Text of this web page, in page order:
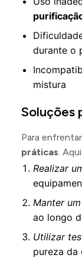
durante o
mistura
Soluções
Para
práticas.
Realizar
Manter
ao longo
Utilizar
pureza da